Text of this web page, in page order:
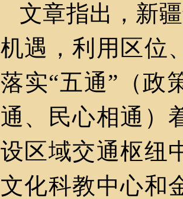
文章指出 ， 新
机遇，利用区位
落实“五通”（政
通、民心相通）
设区域交通枢纽
文化科教中心和